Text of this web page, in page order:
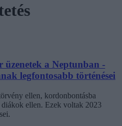
üzenetek a Neptunban -
legfontosabb történései
ellen, kordonbontásba
ellen. Ezek voltak 2023